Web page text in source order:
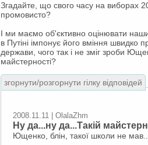
Згадайте, що свого часу на виборах
промовисто?
І ми маємо об'єктивно оцінювати
в Путіні імпонує його вміння швидко
держави, чого так і не зміг зроби
майстерності?
згорнути/розгорнути гілку відповідей
2008.11.11 | OlalaZhm
Ну да...ну да...Такій
Ющенко, блін, такої школи не мав...